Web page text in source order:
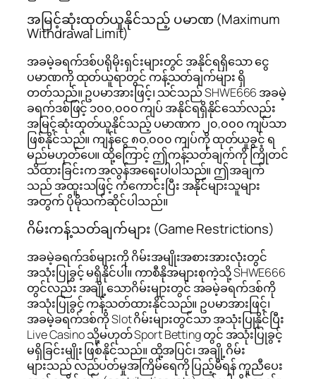
အမြင့်ဆုံးထုတ်ယူနိုင်သည့် ပမာဏ (Maximum
Withdrawal Limit)
အခမဲ့ခရက်ဒစ်ပရိုမိုးရှင်းများတွင် အနိုင်ရရှိသော ငွေ
ပမာဏကို ထုတ်ယူရာတွင် ကန့်သတ်ချက်များ ရှိ
တတ်သည်။ ဥပမာအားဖြင့်၊ သင်သည် SHWE666 အခမဲ့
ခရက်ဒစ်ဖြင့် ၁၀၀,၀၀၀ ကျပ် အနိုင်ရရှိနိုင်သော်လည်း
အမြင့်ဆုံးထုတ်ယူနိုင်သည့် ပမာဏက ၂၀,၀၀၀ ကျပ်သာ
ဖြစ်နိုင်သည်။ ကျန်ငွေ ၈၀,၀၀၀ ကျပ်ကို ထုတ်ယူခွင့် ရ
မည်မဟုတ်ပေ။ ထို့ကြောင့် ဤကန့်သတ်ချက်ကို ကြိုတင်
သိထားခြင်းက အလွန်အရေးပါပါသည်။ ဤအချက်
သည် အထူးသဖြင့် ကံကောင်းပြီး အနိုင်များသူများ
အတွက် ပိုမိုသက်ဆိုင်ပါသည်။
ဂိမ်းကန့်သတ်ချက်များ (Game Restrictions)
အခမဲ့ခရက်ဒစ်များကို ဂိမ်းအမျိုးအစားအားလုံးတွင်
အသုံးပြုခွင့် မရှိနိုင်ပါ။ ကာစီနိုအများစုကဲ့သို့ SHWE666
တွင်လည်း အချို့သောဂိမ်းများတွင် အခမဲ့ခရက်ဒစ်ကို
အသုံးပြုခွင့် ကန့်သတ်ထားနိုင်သည်။ ဥပမာအားဖြင့်၊
အခမဲ့ခရက်ဒစ်ကို Slot ဂိမ်းများတွင်သာ အသုံးပြုနိုင်ပြီး
Live Casino သို့မဟုတ် Sport Betting တွင် အသုံးပြုခွင့်
မရှိခြင်းမျိုး ဖြစ်နိုင်သည်။ ထို့အပြင်၊ အချို့ဂိမ်း
များသည် လည်ပတ်မှုအကြိမ်ရေကို ပြည့်မီရန် ကူညီပေး